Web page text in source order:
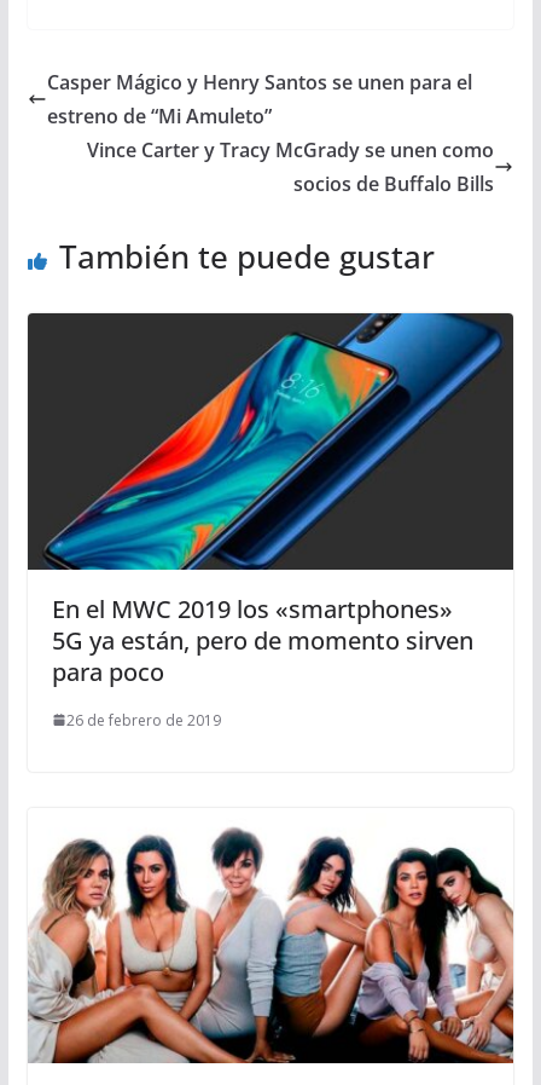
Casper Mágico y Henry Santos se unen para el
estreno de “Mi Amuleto”
Vince Carter y Tracy McGrady se unen como
socios de Buffalo Bills
También te puede gustar
En el MWC 2019 los «smartphones»
5G ya están, pero de momento sirven
para poco
26 de febrero de 2019